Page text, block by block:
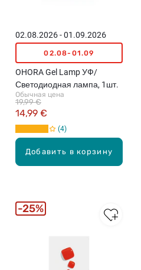
Добавить в корзину
02.08.2026 - 01.09.2026
02.08-01.09
OHORA Gel Lamp УФ/
Светодиодная лампа, 1шт.
Обычная цена
14,99 €
19,99 €
4
25%